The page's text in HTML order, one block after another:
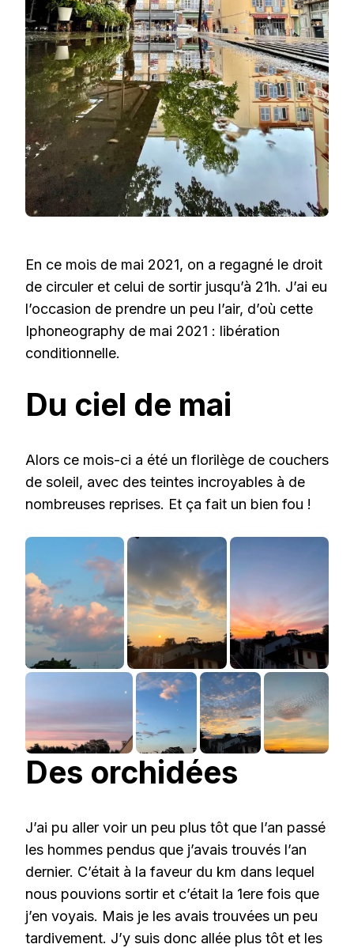
En ce mois de mai 2021, on a regagné le droit
de circuler et celui de sortir jusqu’à 21h. J’ai eu
l’occasion de prendre un peu l’air, d’où cette
Iphoneography de mai 2021 : libération
conditionnelle.
Du ciel de mai
Alors ce mois-ci a été un florilège de couchers
de soleil, avec des teintes incroyables à de
nombreuses reprises. Et ça fait un bien fou !
Des orchidées
J’ai pu aller voir un peu plus tôt que l’an passé
les hommes pendus que j’avais trouvés l’an
dernier. C’était à la faveur du km dans lequel
nous pouvions sortir et c’était la 1ere fois que
j’en voyais. Mais je les avais trouvées un peu
tardivement. J’y suis donc allée plus tôt et les